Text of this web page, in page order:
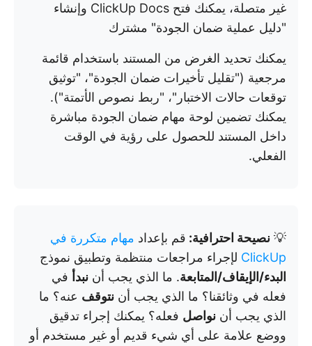
غير متصلة، يمكنك فتح ClickUp Docs وإنشاء
"دليل عملية ضمان الجودة" مشترك
يمكنك تحديد الغرض من المستند باستخدام قائمة
مرجعية ("تقليل تأخيرات ضمان الجودة"، "توثيق
توقعات حالات الاختبار"، "ربط نصوص الأتمتة").
يمكنك تضمين لوحة مهام ضمان الجودة مباشرة
داخل المستند للحصول على رؤية في الوقت
الفعلي.
💡 نصيحة احترافية: قم بإعداد مهام متكررة في
ClickUp لإجراء مراجعات منتظمة وتطبيق نموذج
البدء/الإيقاف/المتابعة. ما الذي يجب أن نبدأ في
فعله في وثائقنا؟ ما الذي يجب أن نتوقف عنه؟ ما
الذي يجب أن نواصل فعله؟ يمكنك إجراء تدقيق
ووضع علامة على أي شيء قديم أو غير مستخدم أو